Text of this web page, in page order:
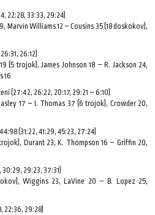
22:28, 33:33, 29:24)
Marvin Williams 12 – Cousins 35 (18 doskokov),
26:12)
(5 trojok), James Johnson 18 – R. Jackson 24,
16
(27:42, 26:22, 20:17, 29:21 – 6:10)
17 – I. Thomas 37 (6 trojok), Crowder 20,
(31:22, 41:29, 45:23, 27:24)
Durant 23, K. Thompson 16 – Griffin 20,
29:23, 37:31)
Wiggins 23, LaVine 20 – B. Lopez 25,
22:36, 29:28)